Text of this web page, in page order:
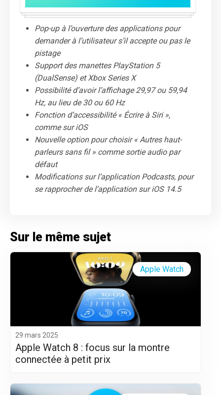
Pop-up à l’ouverture des applications pour
demander à l’utilisateur s’il accepte ou pas le
pistage
Support des manettes PlayStation 5
(DualSense) et Xbox Series X
Possibilité d’avoir l’affichage 29,97 ou 59,94
Hz, au lieu de 30 ou 60 Hz
Fonction d’accessibilité « Écrire à Siri »,
comme sur iOS
Nouvelle option pour choisir « Autres haut-
parleurs sans fil » comme sortie audio par
défaut
Modifications sur l’application Podcasts, pour
se rapprocher de l’application sur iOS 14.5
Sur le même sujet
29 mars 2025
Apple Watch 8 : focus sur la montre
connectée à petit prix
Apple Watch